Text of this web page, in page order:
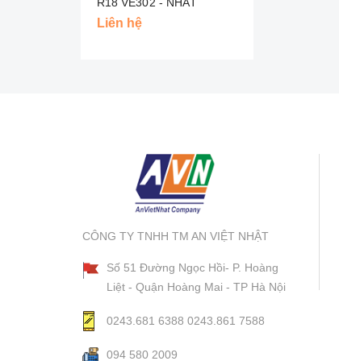
Liên hệ
CÔNG TY TNHH TM AN VIỆT NHẬT
Số 51 Đường Ngọc Hồi- P. Hoàng
Liệt - Quận Hoàng Mai - TP Hà Nội
0243.681 6388 0243.861 7588
094 580 2009